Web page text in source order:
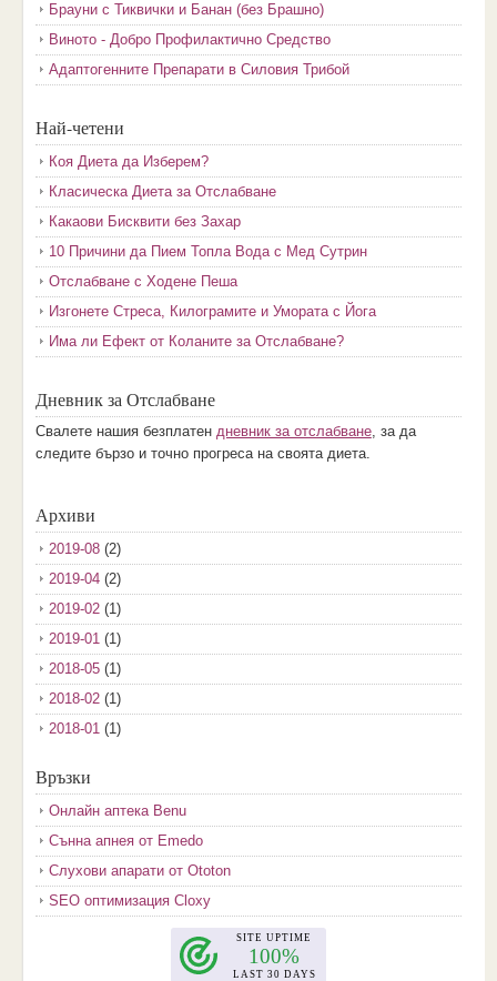
Брауни с Тиквички и Банан (без Брашно)
Виното - Добро Профилактично Средство
Адаптогенните Препарати в Силовия Трибой
Най-четени
Коя Диета да Изберем?
Класическа Диета за Отслабване
Какаови Бисквити без Захар
10 Причини да Пием Топла Вода с Мед Сутрин
Отслабване с Ходене Пеша
Изгонете Стреса, Килограмите и Умората с Йога
Има ли Ефект от Коланите за Отслабване?
Дневник за Отслабване
Свалете нашия безплатен дневник за отслабване, за да
следите бързо и точно прогреса на своята диета.
Архиви
2019-08(2)
2019-04(2)
2019-02(1)
2019-01(1)
2018-05(1)
2018-02(1)
2018-01(1)
2017-11
2017-10(3)
2017-08(3)
2017-07(1)
2017-06(2)
Връзки
Онлайн аптека Benu
Сънна апнея от Emedo
Слухови апарати от Ototon
SEO оптимизация Cloxy